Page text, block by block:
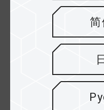
На рисунке ниже
SIREN DUO360 для
температур показана
процессор и
работают на полную
температура
охлаждения
简